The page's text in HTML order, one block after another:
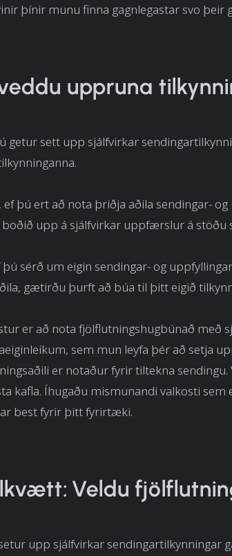
þínir munu finna gagnlegastar svo þeir
uppruna
getur sett upp sjálfvirkar
þú ert að nota þriðja aðila sendingar-
upp á sjálfvirkar uppfærslur á stöðu
þú sérð um eigin sendingar- og
gætirðu þurft að búa til þitt eigið
er að nota fjölflutningshugbúnað með
sem mun leyfa þér að setja
er notaður fyrir tiltekna
kafla. Íhugaðu mismunandi valkosti sem
best fyrir þitt fyrirtæki.
Veldu
upp sjálfvirkar sendingartilkynningar